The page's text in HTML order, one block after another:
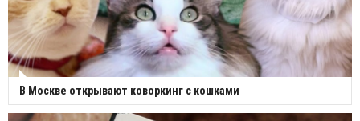
В Москве открывают коворкинг с кошками